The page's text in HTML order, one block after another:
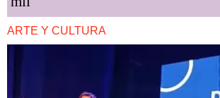
ARTE Y CULTURA